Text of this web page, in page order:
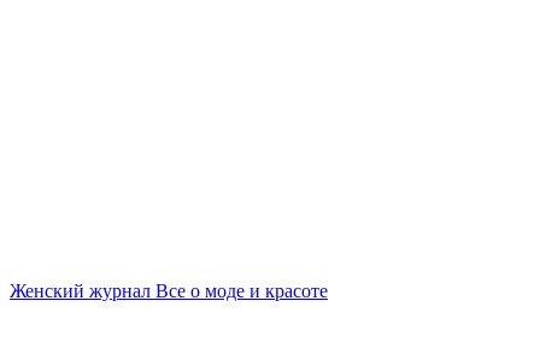
Женский журнал Все о моде и красоте